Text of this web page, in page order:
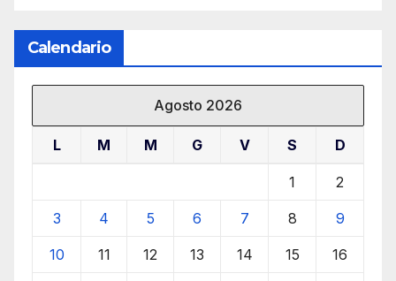
Calendario
Agosto 2026
L M M G V S D
1 2
3 4 5 6 7 8 9
10 11 12 13 14 15 16